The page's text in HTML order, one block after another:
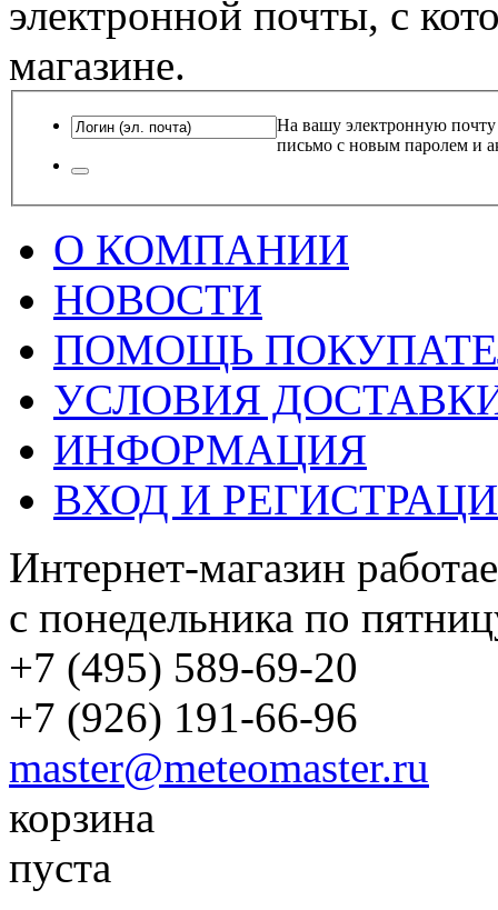
электронной почты, с
магазине.
На вашу электронную почту
письмо с новым паролем и
О КОМПАНИИ
НОВОСТИ
ПОМОЩЬ
УСЛОВИЯ
ИНФОРМАЦИЯ
ВХОД И
Интернет-магазин
с понедельника по
+7 (495) 589-69-20
+7 (926) 191-66-96
master@meteomaster.ru
корзина
пуста